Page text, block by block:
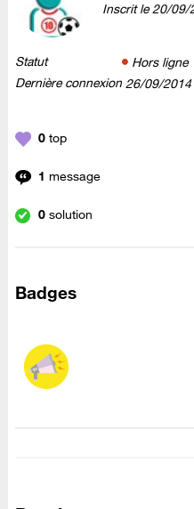
Inscrit le‎20/09/
Statut
Hors ligne
Dernière connexion ‎26/09/2014
0 top
1 message
0 solution
Badges